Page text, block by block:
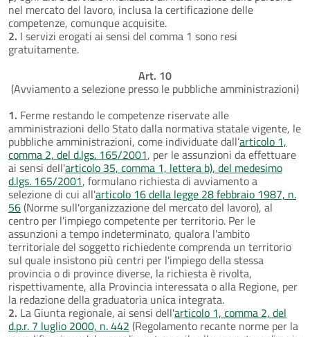
nel mercato del lavoro, inclusa la certificazione delle
competenze, comunque acquisite.
2. I servizi erogati ai sensi del comma 1 sono resi
gratuitamente.
Art. 10
(Avviamento a selezione presso le pubbliche amministrazioni)
1. Ferme restando le competenze riservate alle
amministrazioni dello Stato dalla normativa statale vigente, le
pubbliche amministrazioni, come individuate dall’articolo 1,
comma 2, del d.lgs. 165/2001, per le assunzioni da effettuare
ai sensi dell'articolo 35, comma 1, lettera b), del medesimo
d.lgs. 165/2001, formulano richiesta di avviamento a
selezione di cui all'articolo 16 della legge 28 febbraio 1987, n.
56(Norme sull'organizzazione del mercato del lavoro), al
centro per l'impiego competente per territorio. Per le
assunzioni a tempo indeterminato, qualora l'ambito
territoriale del soggetto richiedente comprenda un territorio
sul quale insistono più centri per l'impiego della stessa
provincia o di province diverse, la richiesta è rivolta,
rispettivamente, alla Provincia interessata o alla Regione, per
la redazione della graduatoria unica integrata.
2. La Giunta regionale, ai sensi dell'articolo 1, comma 2, del
d.p.r. 7 luglio 2000, n. 442 (Regolamento recante norme per la